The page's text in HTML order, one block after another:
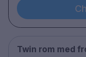
stemningsfull
30 rom
Bad med dusj
Twin rom med